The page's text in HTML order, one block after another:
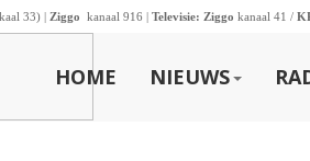
33) | Ziggo kanaal 916 | Televisie: Ziggo kanaal 41 /
HOME NIEUWS